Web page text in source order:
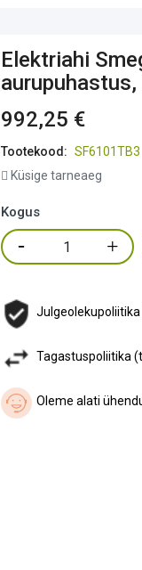
Elektriahi
992,25 €
Tootekood: SF6101TB3
Küsige tarneaeg
Kogus
Tagastuspoliitika
Oleme alati